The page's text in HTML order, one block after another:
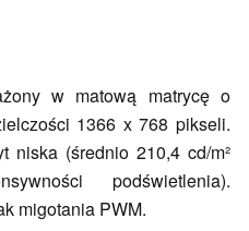
w matową matrycę o
1366 x 768 pikseli.
niska (średnio 210,4 cd/m²
podświetlenia).
migotania PWM.